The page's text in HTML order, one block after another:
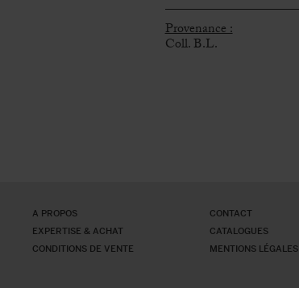
Provenance :
Coll. B.L.
A PROPOS
EXPERTISE & ACHAT
CONDITIONS DE VENTE
CONTACT
CATALOGUES
MENTIONS LÉGALES